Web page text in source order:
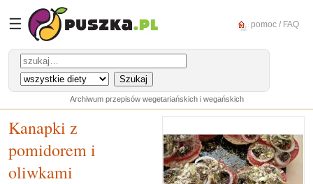
☰ pomoc / FAQ
Archiwum przepisów wegetariańskich i wegańskich
Kanapki z
pomidorem i
oliwkami